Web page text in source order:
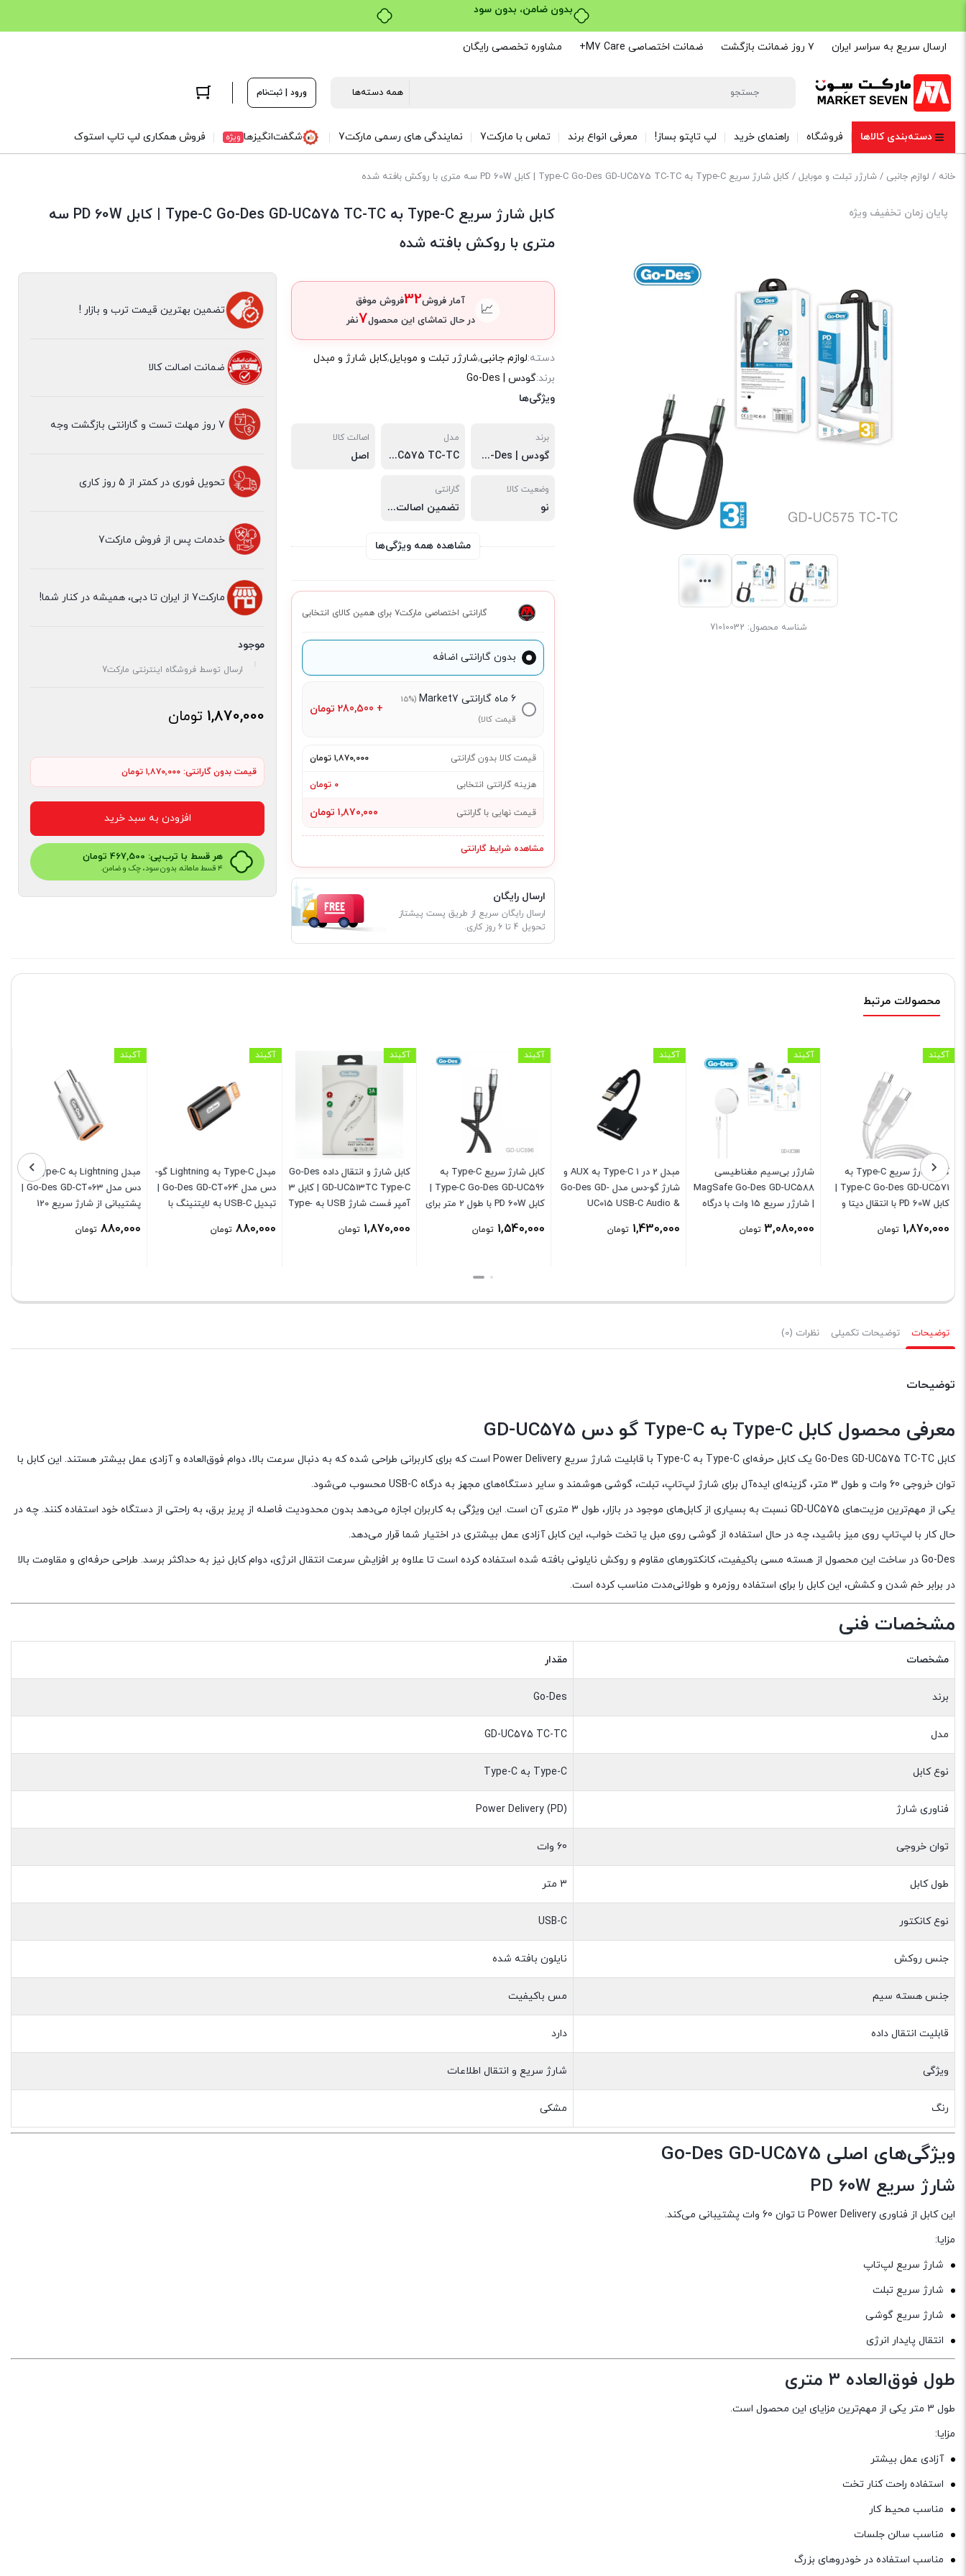
خرید قسطی با ترب‌پی
ارسال سریع به سراسر ایران ۷ روز ضمانت بازگشت ضمانت اختصاصی M7 Care+ مشاوره تخصصی رایگان
ورود | ثبت‌نام
دسته‌بندی کالاها فروشگاه راهنمای خرید لپ تاپتو بساز! معرفی انواع برند تماس با مارکت7 نمایندگی های رسمی مارکت7 شگفت‌انگیزها ویژه فروش همکاری لپ تاپ استوک
خانه / لوازم جانبی / شارژر تبلت و موبایل / کابل شارژ سریع Type-C به Type-C Go-Des GD-UC575 TC-TC | کابل PD 60W سه متری با روکش بافته شده
پایان زمان تخفیف ویژه
شناسه محصول: 71010032
کابل شارژ سریع Type-C به Type-C Go-Des GD-UC575 TC-TC | کابل PD 60W سه
متری با روکش بافته شده
📈 آمار فروش32فروش موفق
در حال تماشای این محصول7نفر
دسته:لوازم جانبی,شارژر تبلت و موبایل,کابل شارژ و مبدل
برند:گودس | Go-Des
ویژگی‌ها
برند
گودس | Go-Des
مدل
GD-UC575 TC-TC
اصالت کالا
اصل
وضعیت کالا
نو
گارانتی
تضمین اصالت,سلامت فیزیکی
مشاهده همه ویژگی‌ها
گارانتی اختصاصی مارکت۷ برای همین کالای انتخابی
بدون گارانتی اضافه
۶ ماه گارانتی Market7
(15%
قیمت کالا)
+
280,500 تومان
قیمت کالا بدون گارانتی ۱٬۸۷۰٬۰۰۰ تومان
هزینه گارانتی انتخابی ۰ تومان
قیمت نهایی با گارانتی ۱٬۸۷۰٬۰۰۰ تومان
مشاهده شرایط گارانتی
ارسال رایگان
ارسال رایگان سریع از طریق پست پیشتاز
تحویل 4 تا 6 روز کاری.
تضمین بهترین قیمت ترب و بازار !
ضمانت اصالت کالا
7 روز مهلت تست و گارانتی بازگشت وجه
تحویل فوری در کمتر از 5 روز کاری
خدمات پس از فروش مارکت7
مارکت7 از ایران تا دبی، همیشه در کنار شما!
موجود
ارسال توسط فروشگاه اینترنتی مارکت7
1,870,000 تومان
قیمت بدون گارانتی: ۱٬۸۷۰٬۰۰۰ تومان
افزودن به سبد خرید
هر قسط با ترب‌پی: 467,500 تومان
۴ قسط ماهانه. بدون سود، چک و ضامن.
محصولات مرتبط
کابل شارژ سریع Type-C به
کابل PD 60W با انتقال دیتا و
1,870,000 تومان
آکبند
شارژر بی‌سیم مغناطیسی
MagSafe Go-Des GD-UC588
| شارژر سریع 15 وات با درگاه
3,080,000 تومان
آکبند
مبدل 2 در 1 Type-C به AUX و
شارژ گو-دس مدل Go-Des GD-
UC015 USB-C Audio &
1,430,000 تومان
آکبند
کابل شارژ سریع Type-C به
Type-C Go-Des GD-UC596 |
کابل PD 60W با طول 2 متر برای
1,540,000 تومان
آکبند
کابل شارژ و انتقال داده Go-Des
GD-UC513TC Type-C | کابل 3
آمپر فست شارژ USB به Type-
1,870,000 تومان
آکبند
مبدل Type-C به Lightning گو-
تبدیل USB-C به لایتنینگ با
از صدا
880,000 تومان
آکبند
مبدل Lightning به Type-C گو-
دس مدل Go-Des GD-CT063 |
پشتیبانی از شارژ سریع 120
880,000 تومان
آکبند
توضیحات توضیحات تکمیلی نظرات (0)
توضیحات
معرفی محصول کابل Type-C به Type-C گو دس GD-UC575
کابل Go-Des GD-UC575 TC-TC یک کابل حرفه‌ای Type-C به Type-C با قابلیت شارژ سریع Power Delivery است که برای کاربرانی طراحی شده که به دنبال سرعت بالا، دوام فوق‌العاده و آزادی عمل بیشتر هستند. این کابل با
توان خروجی 60 وات و طول 3 متر، گزینه‌ای ایده‌آل برای شارژ لپ‌تاپ، تبلت، گوشی هوشمند و سایر دستگاه‌های مجهز به درگاه USB-C محسوب می‌شود.
یکی از مهم‌ترین مزیت‌های GD-UC575 نسبت به بسیاری از کابل‌های موجود در بازار، طول 3 متری آن است. این ویژگی به کاربران اجازه می‌دهد بدون محدودیت فاصله از پریز برق، به راحتی از دستگاه خود استفاده کنند. چه در
حال کار با لپ‌تاپ روی میز باشید، چه در حال استفاده از گوشی روی مبل یا تخت خواب، این کابل آزادی عمل بیشتری در اختیار شما قرار می‌دهد.
Go-Des در ساخت این محصول از هسته مسی باکیفیت، کانکتورهای مقاوم و روکش نایلونی بافته شده استفاده کرده است تا علاوه بر افزایش سرعت انتقال انرژی، دوام کابل نیز به حداکثر برسد. طراحی حرفه‌ای و مقاومت بالا
در برابر خم شدن و کشش، این کابل را برای استفاده روزمره و طولانی‌مدت مناسب کرده است.
مشخصات فنی
مشخصات مقدار
برند Go-Des
مدل GD-UC575 TC-TC
نوع کابل Type-C به Type-C
فناوری شارژ Power Delivery (PD)
توان خروجی 60 وات
طول کابل 3 متر
نوع کانکتور USB-C
جنس روکش نایلون بافته شده
جنس هسته سیم مس باکیفیت
قابلیت انتقال داده دارد
ویژگی شارژ سریع و انتقال اطلاعات
رنگ مشکی
ویژگی‌های اصلی Go-Des GD-UC575
شارژ سریع PD 60W
این کابل از فناوری Power Delivery تا توان 60 وات پشتیبانی می‌کند.
مزایا:
شارژ سریع لپ‌تاپ
شارژ سریع تبلت
شارژ سریع گوشی
انتقال پایدار انرژی
طول فوق‌العاده 3 متری
طول 3 متر یکی از مهم‌ترین مزایای این محصول است.
مزایا:
آزادی عمل بیشتر
استفاده راحت کنار تخت
مناسب محیط کار
مناسب سالن جلسات
مناسب استفاده در خودروهای بزرگ